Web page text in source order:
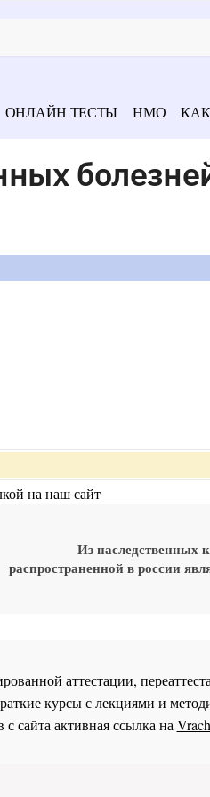
ОНЛАЙН ТЕСТЫ НМО
на наш сайт
Из наследственных
распространенной в россии
аттестации,
курсы с лекциями и
сайта активная ссылка на